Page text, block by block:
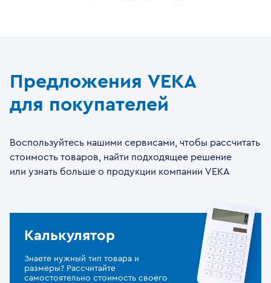
Предложения VEKA
для покупателей
Воспользуйтесь нашими сервисами, чтобы рассчитать
стоимость товаров, найти подходящее решение
или узнать больше о продукции компании VEKA
Калькулятор
Знаете нужный тип товара и
размеры? Рассчитайте
самостоятельно стоимость своего